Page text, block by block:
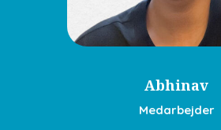
Abhinav
Medarbejder